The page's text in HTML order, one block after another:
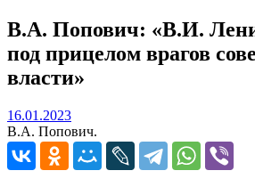
В.А. Попович: «В.И.
под прицелом врагов
власти»
16.01.202316.01.2023
В.А. Попович.